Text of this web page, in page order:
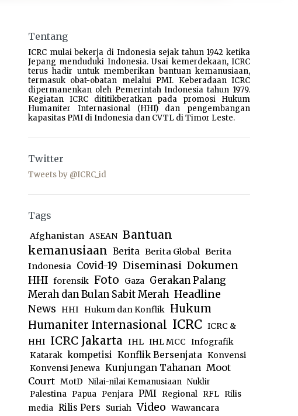
Tentang
ICRC mulai bekerja di Indonesia sejak tahun 1942 ketika
Jepang menduduki Indonesia. Usai kemerdekaan, ICRC
terus hadir untuk memberikan bantuan kemanusiaan,
termasuk obat-obatan melalui PMI. Keberadaan ICRC
dipermanenkan oleh Pemerintah Indonesia tahun 1979.
Kegiatan ICRC dititikberatkan pada promosi Hukum
Humaniter Internasional (HHI) dan pengembangan
kapasitas PMI di Indonesia dan CVTL di Timor Leste.
Twitter
Tweets by @ICRC_id
Tags
Afghanistan ASEAN Bantuan
kemanusiaan Berita Berita Global Berita
Indonesia Covid-19 Diseminasi Dokumen
HHI forensik Foto Gaza Gerakan Palang
Merah dan Bulan Sabit Merah Headline
News
HHI Hukum dan Konflik Hukum
Humaniter Internasional ICRC ICRC &
HHI ICRC Jakarta IHL IHL MCC Infografik
Katarak kompetisi Konflik Bersenjata Konvensi
Konvensi Jenewa Kunjungan Tahanan Moot
Court MotD Nilai-nilai Kemanusiaan Nuklir
Palestina
Papua Penjara PMI Regional RFL
Rilis
media Rilis Pers Suriah Video Wawancara